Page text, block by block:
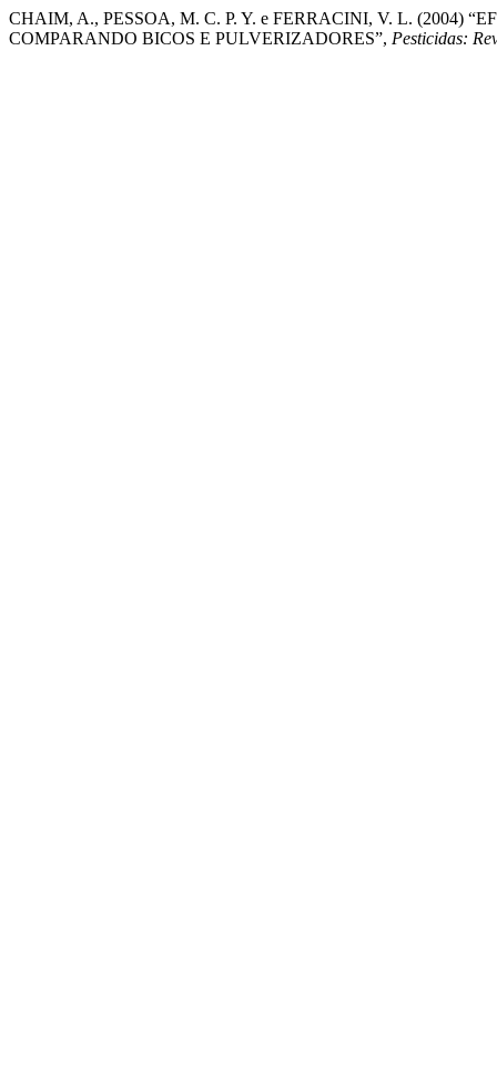
CHAIM, A., PESSOA, M. C. P. Y. e FERRACINI, V. L. (2004)
COMPARANDO BICOS E PULVERIZADORES”, Pesticidas: